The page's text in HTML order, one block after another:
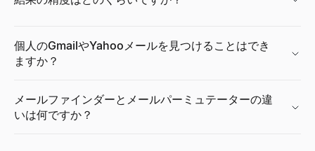
近くの中小企業を検索 — 営業中、採用中、売却中、女性経営、
詳しく見る
マネージャー、同僚、インターン向けの従業員向け推薦状サン
詳しく見る
無料AIツールでセールスデッキのアウトラインを即座に生成。
詳しく見る
個人のGmailやYahooメールを見つけることはでき
ますか？
メールファインダーとメールパーミュテーターの違
いは何ですか？